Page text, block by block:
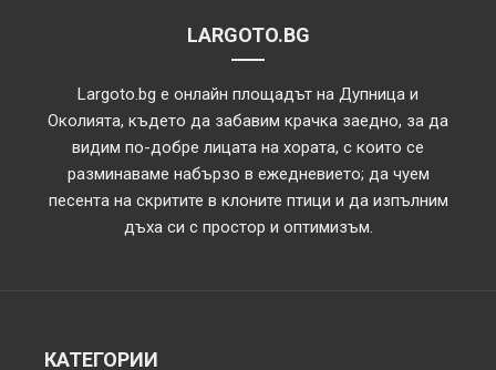
LARGOTO.BG
Largoto.bg е онлайн площадът на Дупница и
Околията, където да забавим крачка заедно, за да
видим по-добре лицата на хората, с които се
разминаваме набързо в ежедневието; да чуем
песента на скритите в клоните птици и да изпълним
дъха си с простор и оптимизъм.
КАТЕГОРИИ